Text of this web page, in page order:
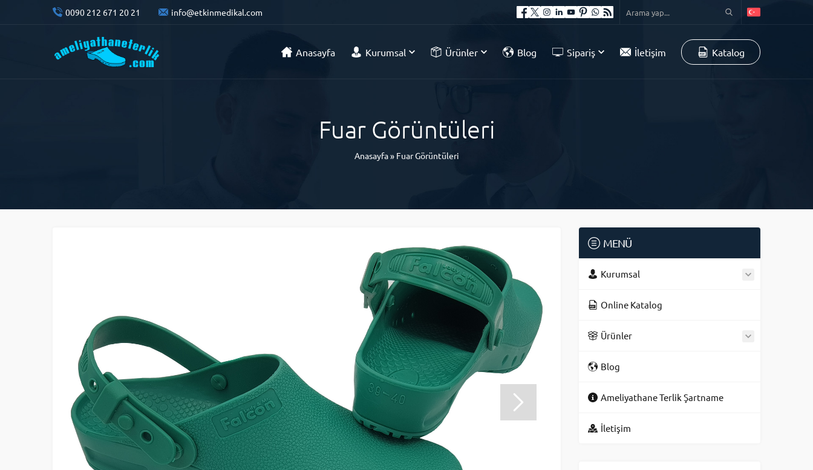
0090 212 671 20 21 info@etkinmedikal.com
Anasayfa Kurumsal Ürünler Blog Sipariş İletişim Katalog
Fuar Görüntüleri
Anasayfa» Fuar Görüntüleri
MENÜ
Kurumsal
Online Katalog
Ürünler
Blog
Ameliyathane Terlik Şartname
İletişim